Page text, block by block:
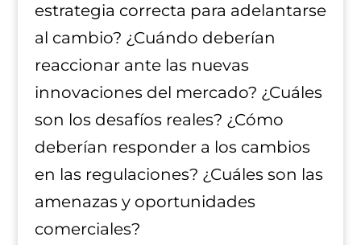
estrategia correcta para adelantarse
al cambio? ¿Cuándo deberían
reaccionar ante las nuevas
innovaciones del mercado? ¿Cuáles
son los desafíos reales? ¿Cómo
deberían responder a los cambios
en las regulaciones? ¿Cuáles son las
amenazas y oportunidades
comerciales?